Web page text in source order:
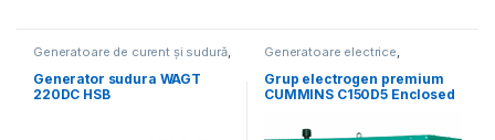
Generatoare de curent și sudură,
Generator sudura WAGT
220DC HSB
Generatoare electrice
Grup electrogen premium
CUMMINS C150D5 Enclosed